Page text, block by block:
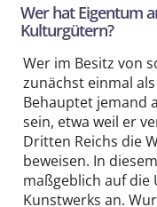
Wer hat Eigentum
Kulturgütern?
Wer im Besitz von
zunächst einmal
Behauptet jemand
sein, etwa weil er
Dritten Reichs die
beweisen. In
maßgeblich auf die
Kunstwerks an.